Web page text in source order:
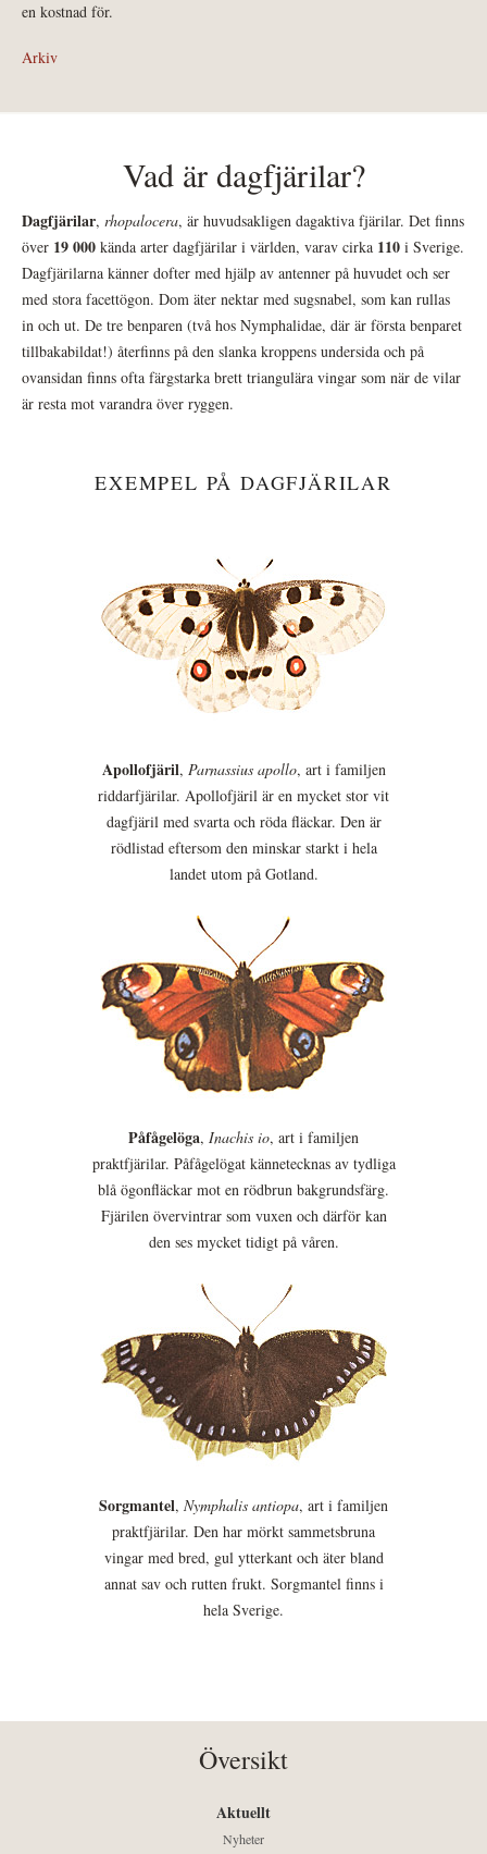
en kostnad för.
Arkiv
Vad är dagfjärilar?
Dagfjärilar, rhopalocera, är huvudsakligen dagaktiva fjärilar. Det finns
över 19 000 kända arter dagfjärilar i världen, varav cirka 110 i Sverige.
Dagfjärilarna känner dofter med hjälp av antenner på huvudet och ser
med stora facettögon. Dom äter nektar med sugsnabel, som kan rullas
in och ut. De tre benparen (två hos Nymphalidae, där är första benparet
tillbakabildat!) återfinns på den slanka kroppens undersida och på
ovansidan finns ofta färgstarka brett triangulära vingar som när de vilar
är resta mot varandra över ryggen.
EXEMPEL PÅ DAGFJÄRILAR
Apollofjäril, Parnassius apollo, art i familjen
riddarfjärilar. Apollofjäril är en mycket stor vit
dagfjäril med svarta och röda fläckar. Den är
rödlistad eftersom den minskar starkt i hela
landet utom på Gotland.
Påfågelöga, Inachis io, art i familjen
praktfjärilar. Påfågelögat kännetecknas av tydliga
blå ögonfläckar mot en rödbrun bakgrundsfärg.
Fjärilen övervintrar som vuxen och därför kan
den ses mycket tidigt på våren.
Sorgmantel, Nymphalis antiopa, art i familjen
praktfjärilar. Den har mörkt sammetsbruna
vingar med bred, gul ytterkant och äter bland
annat sav och rutten frukt. Sorgmantel finns i
hela Sverige.
Översikt
Aktuellt
Nyheter